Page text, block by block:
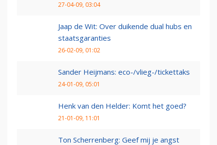
27-04-09, 03:04
Jaap de Wit: Over duikende dual hubs en
staatsgaranties
26-02-09, 01:02
Sander Heijmans: eco-/vlieg-/tickettaks
24-01-09, 05:01
Henk van den Helder: Komt het goed?
21-01-09, 11:01
Ton Scherrenberg: Geef mij je angst